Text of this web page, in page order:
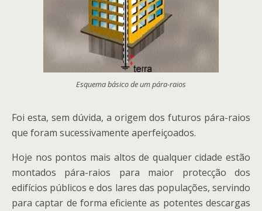
Esquema básico de um pára-raios
Foi esta, sem dúvida, a origem dos futuros pára-raios
que foram sucessivamente aperfeiçoados.
Hoje nos pontos mais altos de qualquer cidade estão
montados pára-raios para maior protecção dos
edifícios públicos e dos lares das populações, servindo
para captar de forma eficiente as potentes descargas